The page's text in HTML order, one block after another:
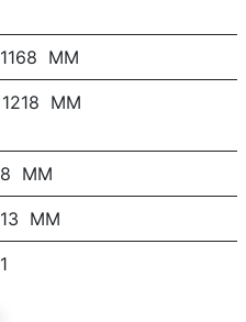
1168 MM
1218 MM
8 MM
13 MM
1